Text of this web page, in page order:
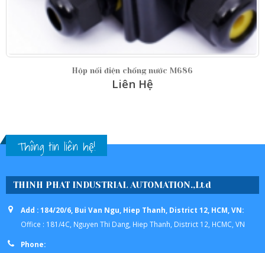
Hộp nối điện chống nước M686-S IP68
Liên Hệ
Thông tin liên hệ!
THINH PHAT INDUSTRIAL AUTOMATION.,Ltd
Add : 184/20/6, Bui Van Ngu, Hiep Thanh, District 12, HCM, VN:
Office : 181/4C, Nguyen Thi Dang, Hiep Thanh, District 12, HCMC, VN
Phone: